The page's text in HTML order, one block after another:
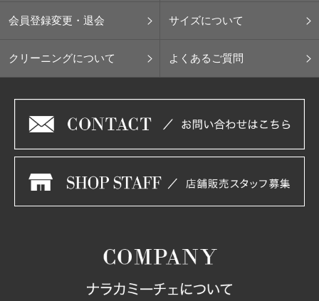
会員登録変更・退会 サイズについて
クリーニングについて よくあるご質問